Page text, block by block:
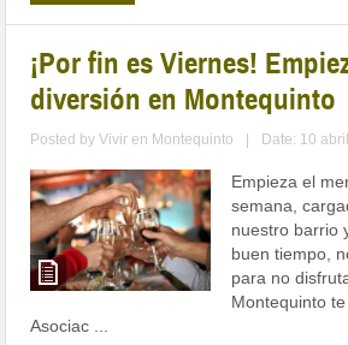
¡Por fin es Viernes!
diversión en Montequinto
Posted byVivir en Montequinto Date: 10
Empieza el
semana,
nuestro barrio
buen tiempo,
para no
Montequinto
Asociac ...